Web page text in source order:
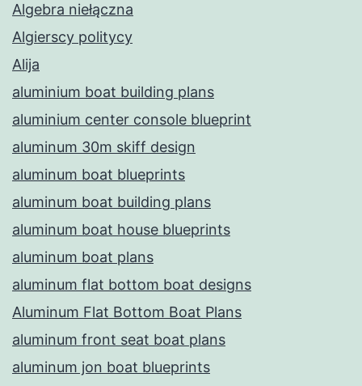
Algebra niełączna
Algierscy politycy
Alija
aluminium boat building plans
aluminium center console blueprint
aluminum 30m skiff design
aluminum boat blueprints
aluminum boat building plans
aluminum boat house blueprints
aluminum boat plans
aluminum flat bottom boat designs
Aluminum Flat Bottom Boat Plans
aluminum front seat boat plans
aluminum jon boat blueprints